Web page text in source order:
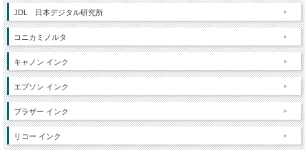
JDL 日本デジタル研究所
コニカミノルタ
キャノン インク
エプソン インク
ブラザー インク
リコー インク